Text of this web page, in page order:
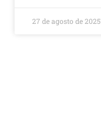
27 de agosto de 2025